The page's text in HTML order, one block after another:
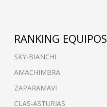
RANKING EQUIPOS
SKY-BIANCHI
AMACHIMBRA
ZAPARAMAVI
CLAS-ASTURIAS